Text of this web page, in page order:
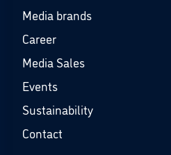
Media brands
Career
Media Sales
Events
Sustainability
Contact